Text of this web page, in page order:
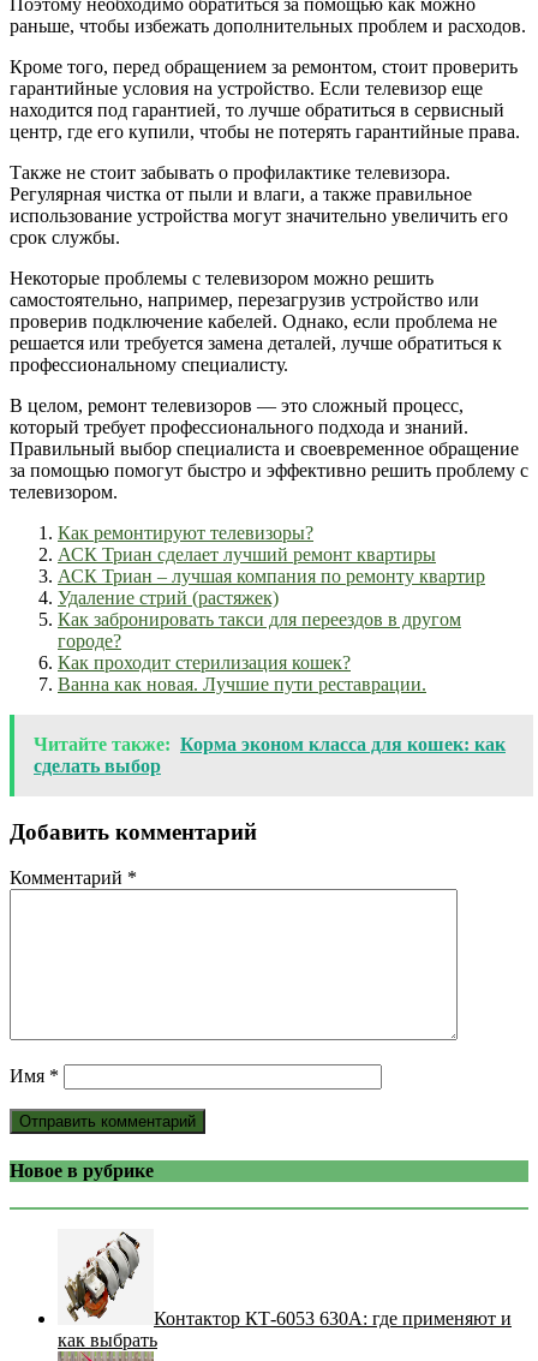
раньше, чтобы избежать дополнительных проблем и расходов.
Кроме того, перед обращением за ремонтом, стоит проверить
гарантийные условия на устройство. Если телевизор еще
находится под гарантией, то лучше обратиться в сервисный
центр, где его купили, чтобы не потерять гарантийные права.
Также не стоит забывать о профилактике телевизора.
Регулярная чистка от пыли и влаги, а также правильное
использование устройства могут значительно увеличить его
срок службы.
Некоторые проблемы с телевизором можно решить
самостоятельно, например, перезагрузив устройство или
проверив подключение кабелей. Однако, если проблема не
решается или требуется замена деталей, лучше обратиться к
профессиональному специалисту.
В целом, ремонт телевизоров — это сложный процесс,
который требует профессионального подхода и знаний.
Правильный выбор специалиста и своевременное обращение
за помощью помогут быстро и эффективно решить проблему с
телевизором.
Как ремонтируют телевизоры?
АСК Триан сделает лучший ремонт квартиры
АСК Триан – лучшая компания по ремонту квартир
Удаление стрий (растяжек)
Как забронировать такси для переездов в другом
городе?
Как проходит стерилизация кошек?
Ванна как новая. Лучшие пути реставрации.
Читайте также: Корма эконом класса для кошек: как
сделать выбор
Добавить комментарий
Комментарий *
Имя *
Новое в рубрике
Контактор КТ-6053 630А: где применяют и
как выбрать